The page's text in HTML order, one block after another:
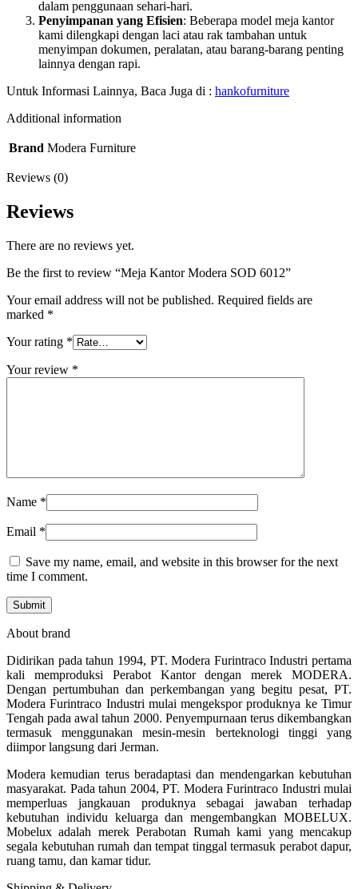
dalam penggunaan sehari-hari.
Penyimpanan yang Efisien: Beberapa model meja kantor
kami dilengkapi dengan laci atau rak tambahan untuk
menyimpan dokumen, peralatan, atau barang-barang penting
lainnya dengan rapi.
Untuk Informasi Lainnya, Baca Juga di : hankofurniture
Additional information
Brand Modera Furniture
Reviews (0)
Reviews
There are no reviews yet.
Be the first to review “Meja Kantor Modera SOD 6012”
Your email address will not be published. Required fields are
marked *
Your rating *
Your review *
Name *
Email *
Save my name, email, and website in this browser for the next
time I comment.
About brand
Didirikan pada tahun 1994, PT. Modera Furintraco Industri pertama
kali memproduksi Perabot Kantor dengan merek MODERA.
Dengan pertumbuhan dan perkembangan yang begitu pesat, PT.
Modera Furintraco Industri mulai mengekspor produknya ke Timur
Tengah pada awal tahun 2000. Penyempurnaan terus dikembangkan
termasuk menggunakan mesin-mesin berteknologi tinggi yang
diimpor langsung dari Jerman.
Modera kemudian terus beradaptasi dan mendengarkan kebutuhan
masyarakat. Pada tahun 2004, PT. Modera Furintraco Industri mulai
memperluas jangkauan produknya sebagai jawaban terhadap
kebutuhan individu keluarga dan mengembangkan MOBELUX.
Mobelux adalah merek Perabotan Rumah kami yang mencakup
segala kebutuhan rumah dan tempat tinggal termasuk perabot dapur,
ruang tamu, dan kamar tidur.